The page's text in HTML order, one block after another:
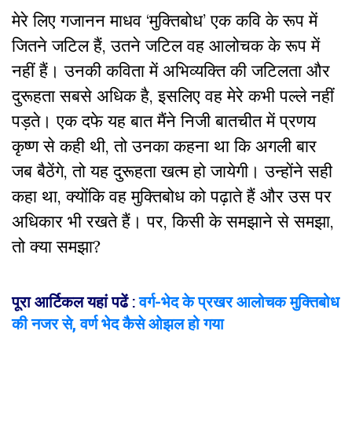
मेरे लिए गजानन माधव ‘मुक्तिबोध’ एक कवि के रूप में
जितने जटिल हैं, उतने जटिल वह आलोचक के रूप में
नहीं हैं। उनकी कविता में अभिव्यक्ति की जटिलता और
दुरूहता सबसे अधिक है, इसलिए वह मेरे कभी पल्ले नहीं
पड़ते। एक दफे यह बात मैंने निजी बातचीत में प्रणय
कृष्ण से कही थी, तो उनका कहना था कि अगली बार
जब बैठेंगे, तो यह दुरूहता खत्म हो जायेगी। उन्होंने सही
कहा था, क्योंकि वह मुक्तिबोध को पढ़ाते हैं और उस पर
अधिकार भी रखते हैं। पर, किसी के समझाने से समझा,
तो क्या समझा?
पूरा आर्टिकल यहां पढें:वर्ग-भेद के प्रखर आलोचक मुक्तिबोध
की नजर से, वर्ण भेद कैसे ओझल हो गया